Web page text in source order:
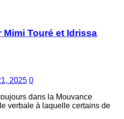
Touré et Idrissa
2025 0
dans la Mouvance
verbale à laquelle certains de